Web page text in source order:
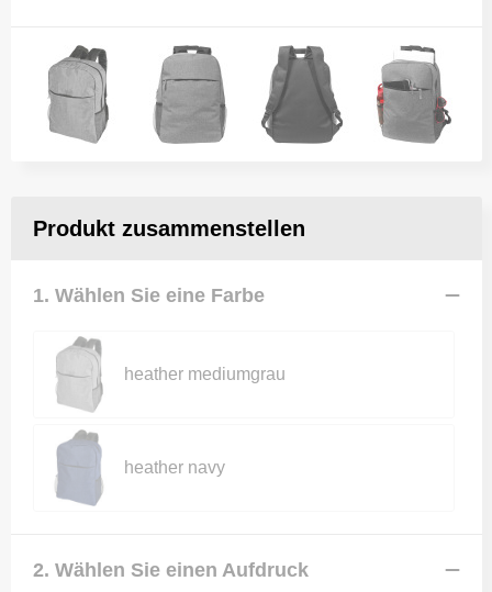
Produkt zusammenstellen
1. Wählen Sie eine Farbe
heather mediumgrau
heather navy
2. Wählen Sie einen Aufdruck